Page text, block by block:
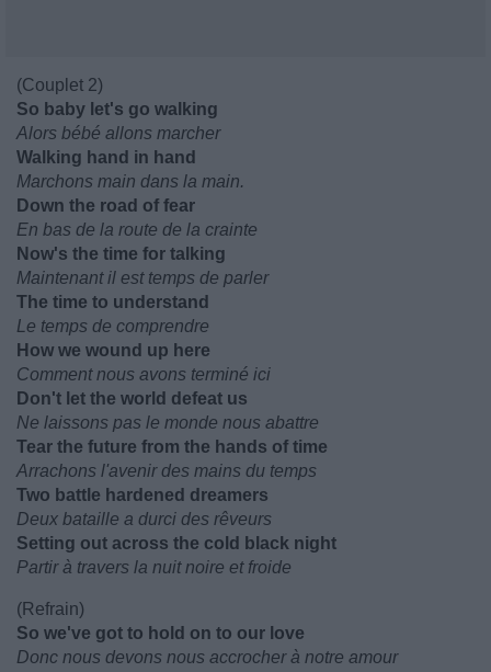
(Couplet 2)
So baby let's go walking
Alors bébé allons marcher
Walking hand in hand
Marchons main dans la main.
Down the road of fear
En bas de la route de la crainte
Now's the time for talking
Maintenant il est temps de parler
The time to understand
Le temps de comprendre
How we wound up here
Comment nous avons terminé ici
Don't let the world defeat us
Ne laissons pas le monde nous abattre
Tear the future from the hands of time
Arrachons l'avenir des mains du temps
Two battle hardened dreamers
Deux bataille a durci des rêveurs
Setting out across the cold black night
Partir à travers la nuit noire et froide
(Refrain)
So we've got to hold on to our love
Donc nous devons nous accrocher à notre amour